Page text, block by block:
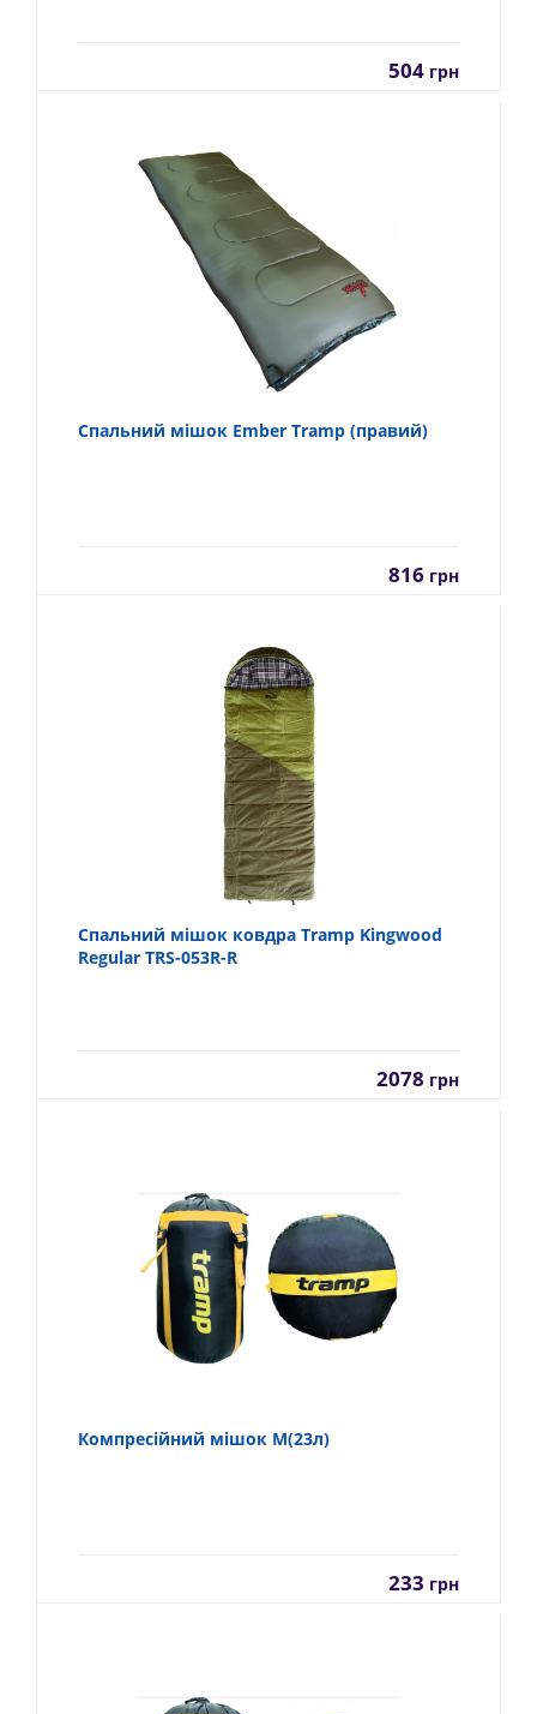
504 грн
Спальний мішок Ember Tramp (правий)
816 грн
Спальний мішок ковдра Tramp Kingwood
Regular TRS-053R-R
2078 грн
Компресійний мішок M(23л)
233 грн